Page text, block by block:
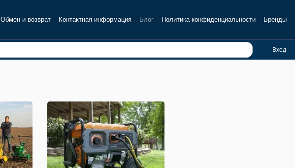
Обмен и возврат Контактная информация Блог Политика конфиденциальности
Бренды
Вход